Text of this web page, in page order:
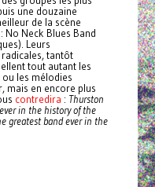
une douzaine
de la scène
No Neck Blues Band
Leurs
tantôt
tout autant les
ou les mélodies
mais en encore plus
contredira : Thurston
in the history of the
greatest band ever in the